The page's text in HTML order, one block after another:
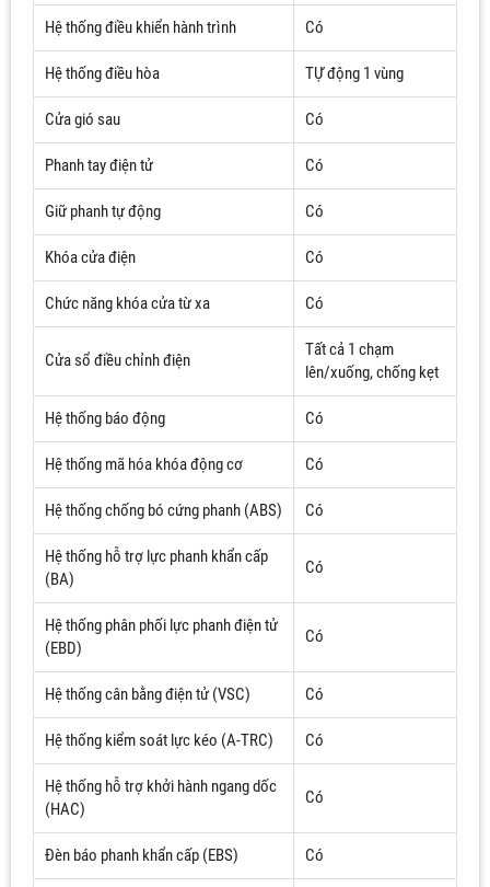
Hệ thống điều khiển hành trình Có
Hệ thống điều hòa TỰ động 1 vùng
Cửa gió sau Có
Phanh tay điện tử Có
Giữ phanh tự động Có
Khóa cửa điện Có
Chức năng khóa cửa từ xa Có
Cửa sổ điều chỉnh điện
Tất cả 1 chạm
lên/xuống, chống kẹt
Hệ thống báo động Có
Hệ thống mã hóa khóa động cơ Có
Hệ thống chống bó cứng phanh (ABS) Có
Hệ thống hỗ trợ lực phanh khẩn cấp
(BA)
Có
Hệ thống phân phối lực phanh điện tử
(EBD)
Có
Hệ thống cân bằng điện tử (VSC) Có
Hệ thống kiểm soát lực kéo (A-TRC) Có
Hệ thống hỗ trợ khởi hành ngang dốc
(HAC)
Có
Đèn báo phanh khẩn cấp (EBS) Có